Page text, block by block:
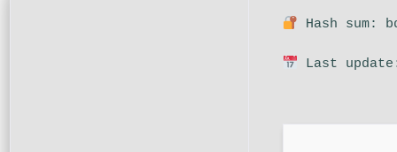
Hash sum:
Last